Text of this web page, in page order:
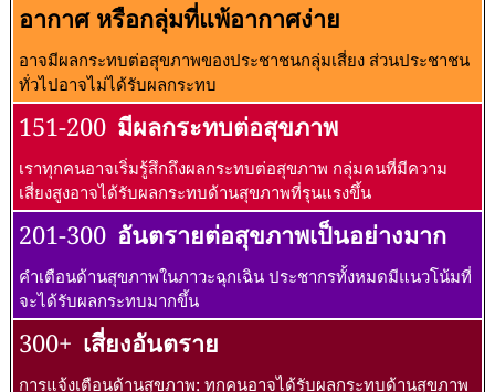
อากาศ หรือกลุ่มที่แพ้อากาศง่าย
อาจมีผลกระทบต่อสุขภาพของประชาชนกลุ่มเสี่ยง ส่วนประชาชน
ทั่วไปอาจไม่ได้รับผลกระทบ
151-200 มีผลกระทบต่อสุขภาพ
เราทุกคนอาจเริ่มรู้สึกถึงผลกระทบต่อสุขภาพ กลุ่มคนที่มีความ
เสี่ยงสูงอาจได้รับผลกระทบด้านสุขภาพที่รุนแรงขึ้น
201-300 อันตรายต่อสุขภาพเป็นอย่างมาก
คำเตือนด้านสุขภาพในภาวะฉุกเฉิน ประชากรทั้งหมดมีแนวโน้มที่
จะได้รับผลกระทบมากขึ้น
300+ เสี่ยงอันตราย
การแจ้งเตือนด้านสุขภาพ: ทุกคนอาจได้รับผลกระทบด้านสุขภาพ